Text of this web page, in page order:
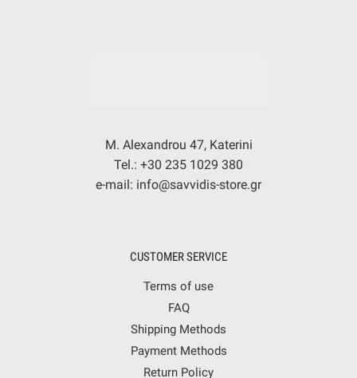
M. Alexandrou 47, Katerini
Tel.: +30 235 1029 380
e-mail: info@savvidis-store.gr
CUSTOMER SERVICE
Terms of use
FAQ
Shipping Methods
Payment Methods
Return Policy